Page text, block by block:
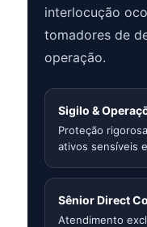
interlocução
tomadores de
operação.
Sigilo &
Proteção
ativos sensíveis
Sênior Direct
Atendimento